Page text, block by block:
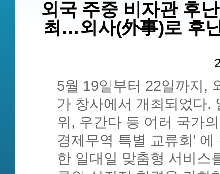
외국 주중 비자관 후
최…외사(外事)로 후
5월 19일부터 22일까지,
가 창사에서 개최되었다.
위, 우간다 등 여러 국가
경제무역 특별 교류회’
한 일대일 맞춤형 서비스